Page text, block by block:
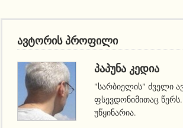
ავტორის პროფილი
ᲞᲐᲞᲣᲜᲐ ᲙᲔᲓᲘᲐ
"სარბიელის" ძველი
ფსევდონიმითაც
უწყინარია.